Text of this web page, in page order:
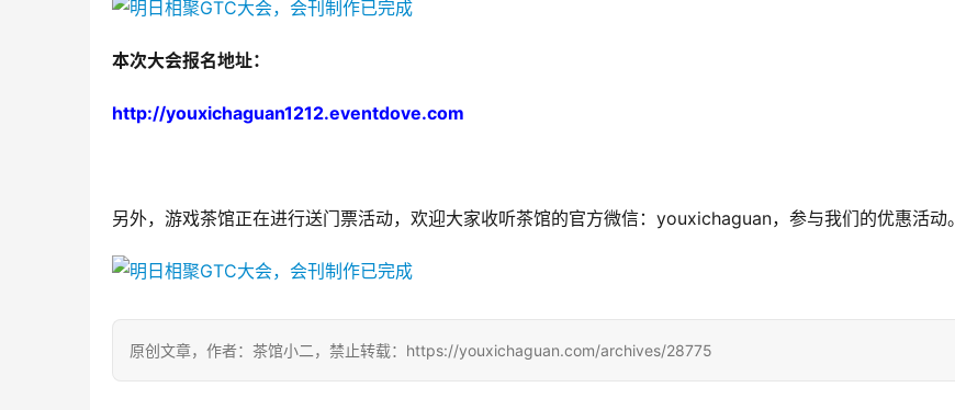
本次大会报名地址：
http://youxichaguan1212.eventdove.com
另外，游戏茶馆正在进行送门票活动，欢迎大家收听茶馆的官方微信：youxichaguan，参与我们的优惠活动。
原创文章，作者：茶馆小二，禁止转载：https://youxichaguan.com/archives/28775